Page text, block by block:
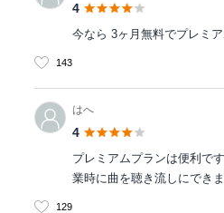
4
今なら 3ヶ月無料でプレミ
143
はへ
4
プレミアムプランは便利で
業時に曲を聴き流しにできま
129